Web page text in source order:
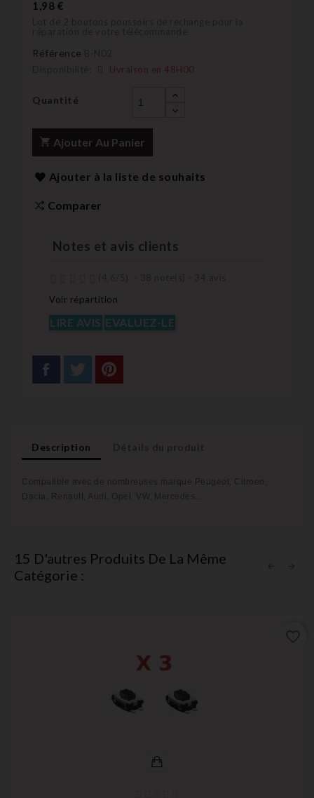
1,98 €
Référence
Livraison en 48H00
Quantité
Ajouter Au Panier
Ajouter à la liste de souhaits
Comparer
Notes et avis clients
Voir répartition
LIRE AVIS EVALUEZ-LE
Description
Compatible avec de nombreuses marque Peugeot, Citroen,
Dacia, Renault, Audi, Opel, VW, Mercedes...
15 D'autres Produits De La Même
Catégorie :